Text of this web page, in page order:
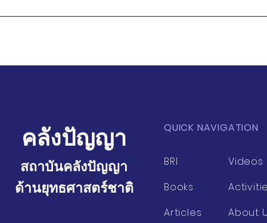
หนังสือ "วิชารัฐมนตรี" (ตอน
หนังสือ "วิช
คลังปัญญา
สถาบันคลังปัญญา
ด้านยุทธศาสตร์ชาติ
QUICK NAVIGATION
BRI
Books
Articles
Videos
About